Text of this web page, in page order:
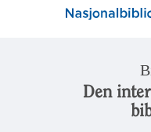
Den